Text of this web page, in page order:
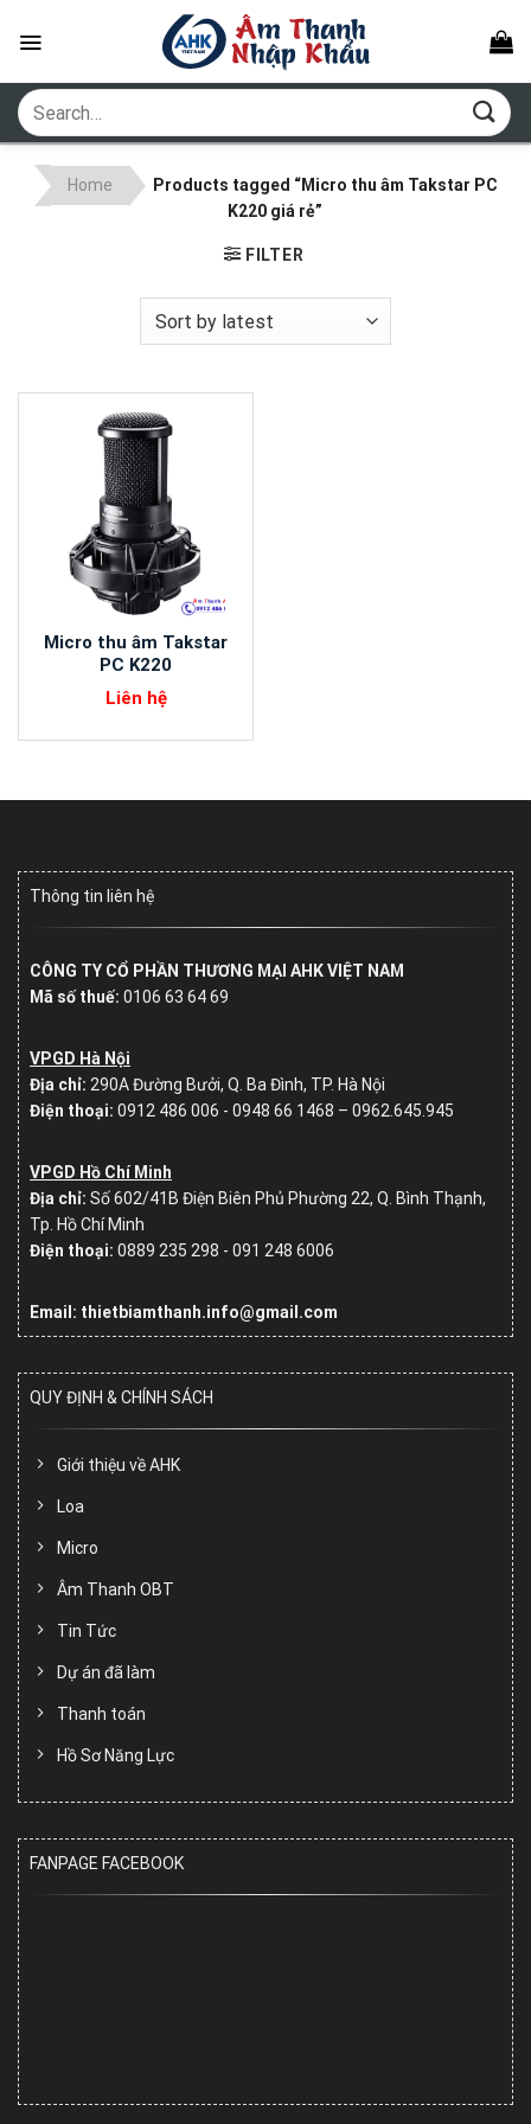
Search
for:
Home
Products tagged “Micro thu âm Takstar PC
K220 giá rẻ”
FILTER
Micro thu âm Takstar
PC K220
Liên hệ
Thông tin liên hệ
CÔNG TY CỔ PHẦN THƯƠNG MẠI AHK VIỆT NAM
Mã số thuế: 0106 63 64 69
VPGD Hà Nội
Địa chỉ: 290A Đường Bưởi, Q. Ba Đình, TP. Hà Nội
Điện thoại: 0912 486 006 - 0948 66 1468 – 0962.645.945
VPGD Hồ Chí Minh
Địa chỉ: Số602/41B Điện Biên Phủ Phường 22, Q. Bình Thạnh,
Tp. Hồ Chí Minh
Điện thoại: 0889 235 298 - 091 248 6006
Email: thietbiamthanh.info@gmail.com
QUY ĐỊNH & CHÍNH SÁCH
Giới thiệu về AHK
Loa
Micro
Âm Thanh OBT
Tin Tức
Dự án đã làm
Thanh toán
Hồ Sơ Năng Lực
FANPAGE FACEBOOK